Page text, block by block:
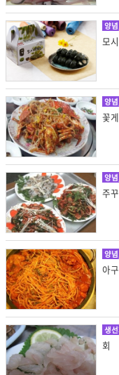
양
모
양
꽃
양
주
양
아구
생
회